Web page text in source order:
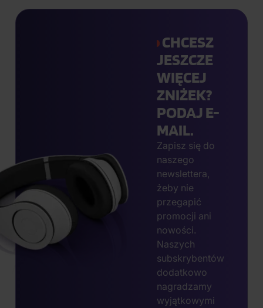
CHCESZ
JESZCZE
WIĘCEJ
ZNIŻEK?
PODAJ E-
MAIL.
Zapisz się do
naszego
newslettera,
żeby nie
przegapić
promocji ani
nowości.
Naszych
subskrybentów
dodatkowo
nagradzamy
wyjątkowymi